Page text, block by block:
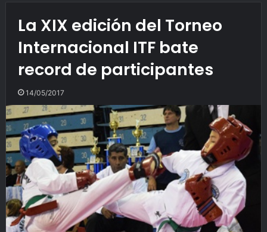
La XIX edición del Torneo
Internacional ITF bate
record de participantes
14/05/2017